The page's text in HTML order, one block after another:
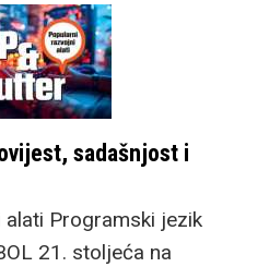
sadašnjost i
alati Programski jezik
21. stoljeća na